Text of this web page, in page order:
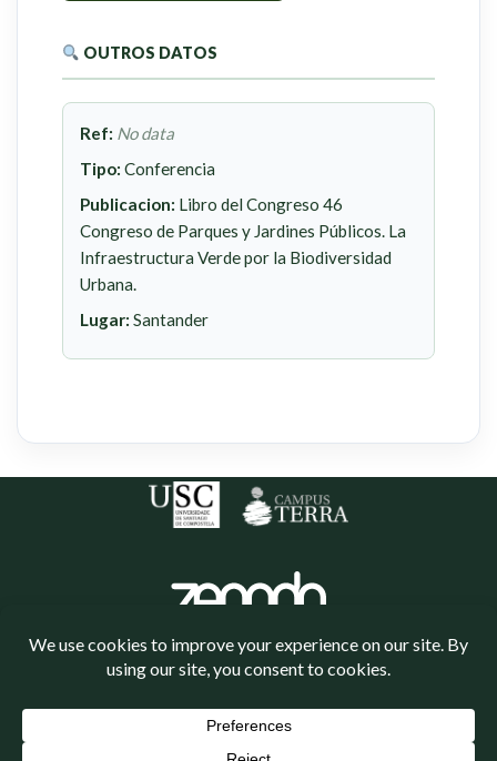
OUTROS DATOS
Ref: No data
Tipo: Conferencia
Publicacion: Libro del Congreso 46
Congreso de Parques y Jardines Públicos. La
Infraestructura Verde por la Biodiversidad
Urbana.
Lugar: Santander
Política de privacidade